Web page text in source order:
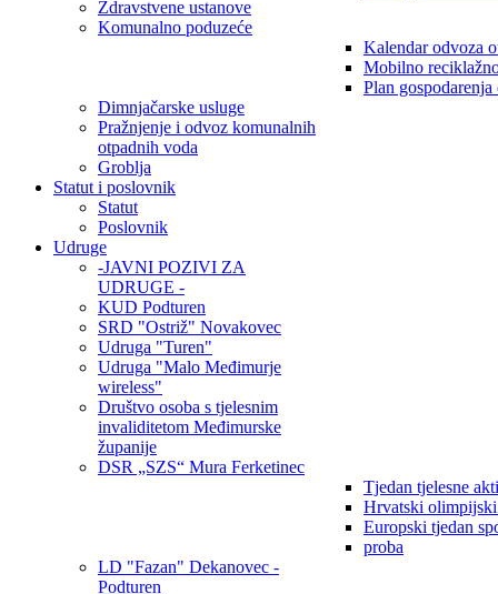
Zdravstvene ustanove
Komunalno poduzeće
Kalendar odvoza
Mobilno
Plan gospodarenja
Dimnjačarske usluge
Pražnjenje i odvoz komunalnih
otpadnih voda
Groblja
Statut i poslovnik
Statut
Poslovnik
Udruge
-JAVNI POZIVI ZA
UDRUGE -
KUD Podturen
SRD "Ostriž" Novakovec
Udruga "Turen"
Udruga "Malo Međimurje
wireless"
Društvo osoba s tjelesnim
invaliditetom Međimurske
županije
DSR „SZS“ Mura Ferketinec
Tjedan tjelesne
Hrvatski
Europski tjedan
proba
LD "Fazan" Dekanovec -
Podturen